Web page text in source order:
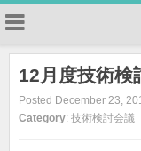
12月度技術検
Posted December 23,
Category: 技術検討会議